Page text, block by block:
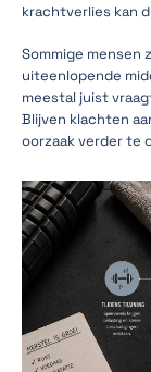
krachtverlies kan
Sommige mensen
uiteenlopende
meestal juist
Blijven klachten
oorzaak verder te